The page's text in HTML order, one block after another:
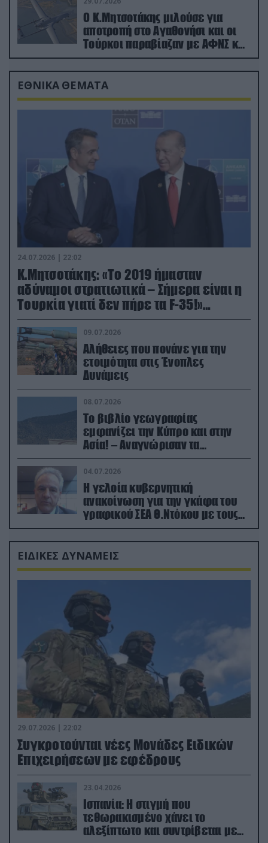
Ο Κ.Μητσοτάκης μιλούσε για
αποτροπή στο Αγαθονήσι και οι
Τούρκοι παραβίαζαν με ΑΦΝΣ και
drone
ΕΘΝΙΚΑ ΘΕΜΑΤΑ
24.07.2026 | 22:02
Κ.Μητσοτάκης: «Το 2019 ήμασταν
αδύναμοι στρατιωτικά – Σήμερα είναι η
Τουρκία γιατί δεν πήρε τα F-35!»
(βίντεο)
09.07.2026
Αλήθειες που πονάνε για την
ετοιμότητα στις Ένοπλες
Δυνάμεις
08.07.2026
Το βιβλίο γεωγραφίας
εμφανίζει την Κύπρο και στην
Ασία! – Αναγνώρισαν τα
κατεχόμενα; (φωτο)
04.07.2026
Η γελοία κυβερνητική
ανακοίνωση για την γκάφα του
γραφικού ΣΕΑ Θ.Ντόκου με τους
Ρώσους φαρσέρ
ΕΙΔΙΚΕΣ ΔΥΝΑΜΕΙΣ
29.07.2026 | 22:02
Συγκροτούνται νέες Μονάδες Ειδικών
Επιχειρήσεων με εφέδρους
23.04.2026
Ισπανία: Η στιγμή που
τεθωρακισμένο χάνει το
αλεξίπτωτο και συντρίβεται με